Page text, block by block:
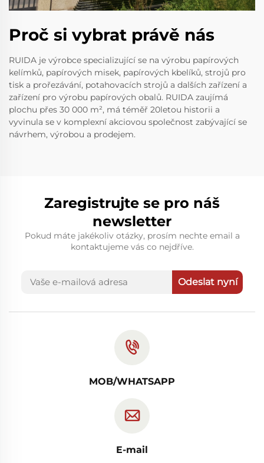
Proč si vybrat právě nás
RUIDA je výrobce specializující se na výrobu papírových
kelímků, papírových misek, papírových kbelíků, strojů pro
tisk a prořezávání, potahovacích strojů a dalších zařízení a
zařízení pro výrobu papírových obalů. RUIDA zaujímá
plochu přes 30 000 m², má téměř 20letou historii a
vyvinula se v komplexní akciovou společnost zabývající se
návrhem, výrobou a prodejem.
Zaregistrujte se pro náš
newsletter
Pokud máte jakékoliv otázky, prosím nechte email a
kontaktujeme vás co nejdříve.
Odeslat nyní
MOB/WHATSAPP
E-mail